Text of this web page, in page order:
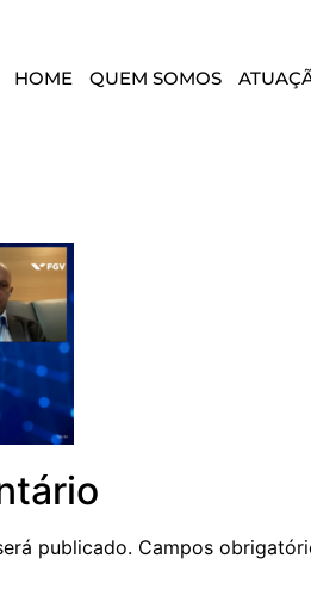
HOME QUEM SOMOS
publicado. Campos